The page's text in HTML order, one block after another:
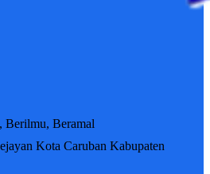
Berilmu, Beramal
Kota Caruban Kabupaten